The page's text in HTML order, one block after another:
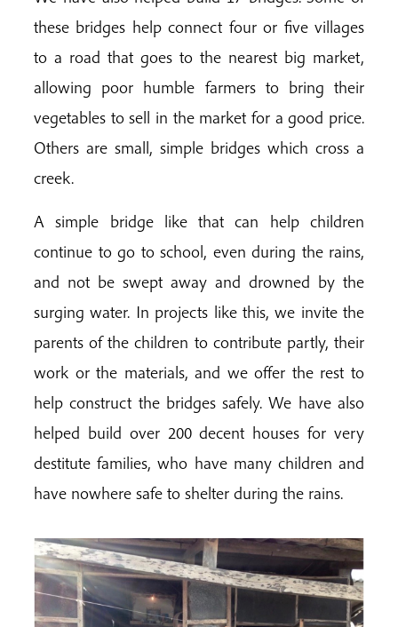
these bridges help connect four or five villages
to a road that goes to the nearest big market,
allowing poor humble farmers to bring their
vegetables to sell in the market for a good price.
Others are small, simple bridges which cross a
creek.
A simple bridge like that can help children
continue to go to school, even during the rains,
and not be swept away and drowned by the
surging water. In projects like this, we invite the
parents of the children to contribute partly, their
work or the materials, and we offer the rest to
help construct the bridges safely. We have also
helped build over 200 decent houses for very
destitute families, who have many children and
have nowhere safe to shelter during the rains.